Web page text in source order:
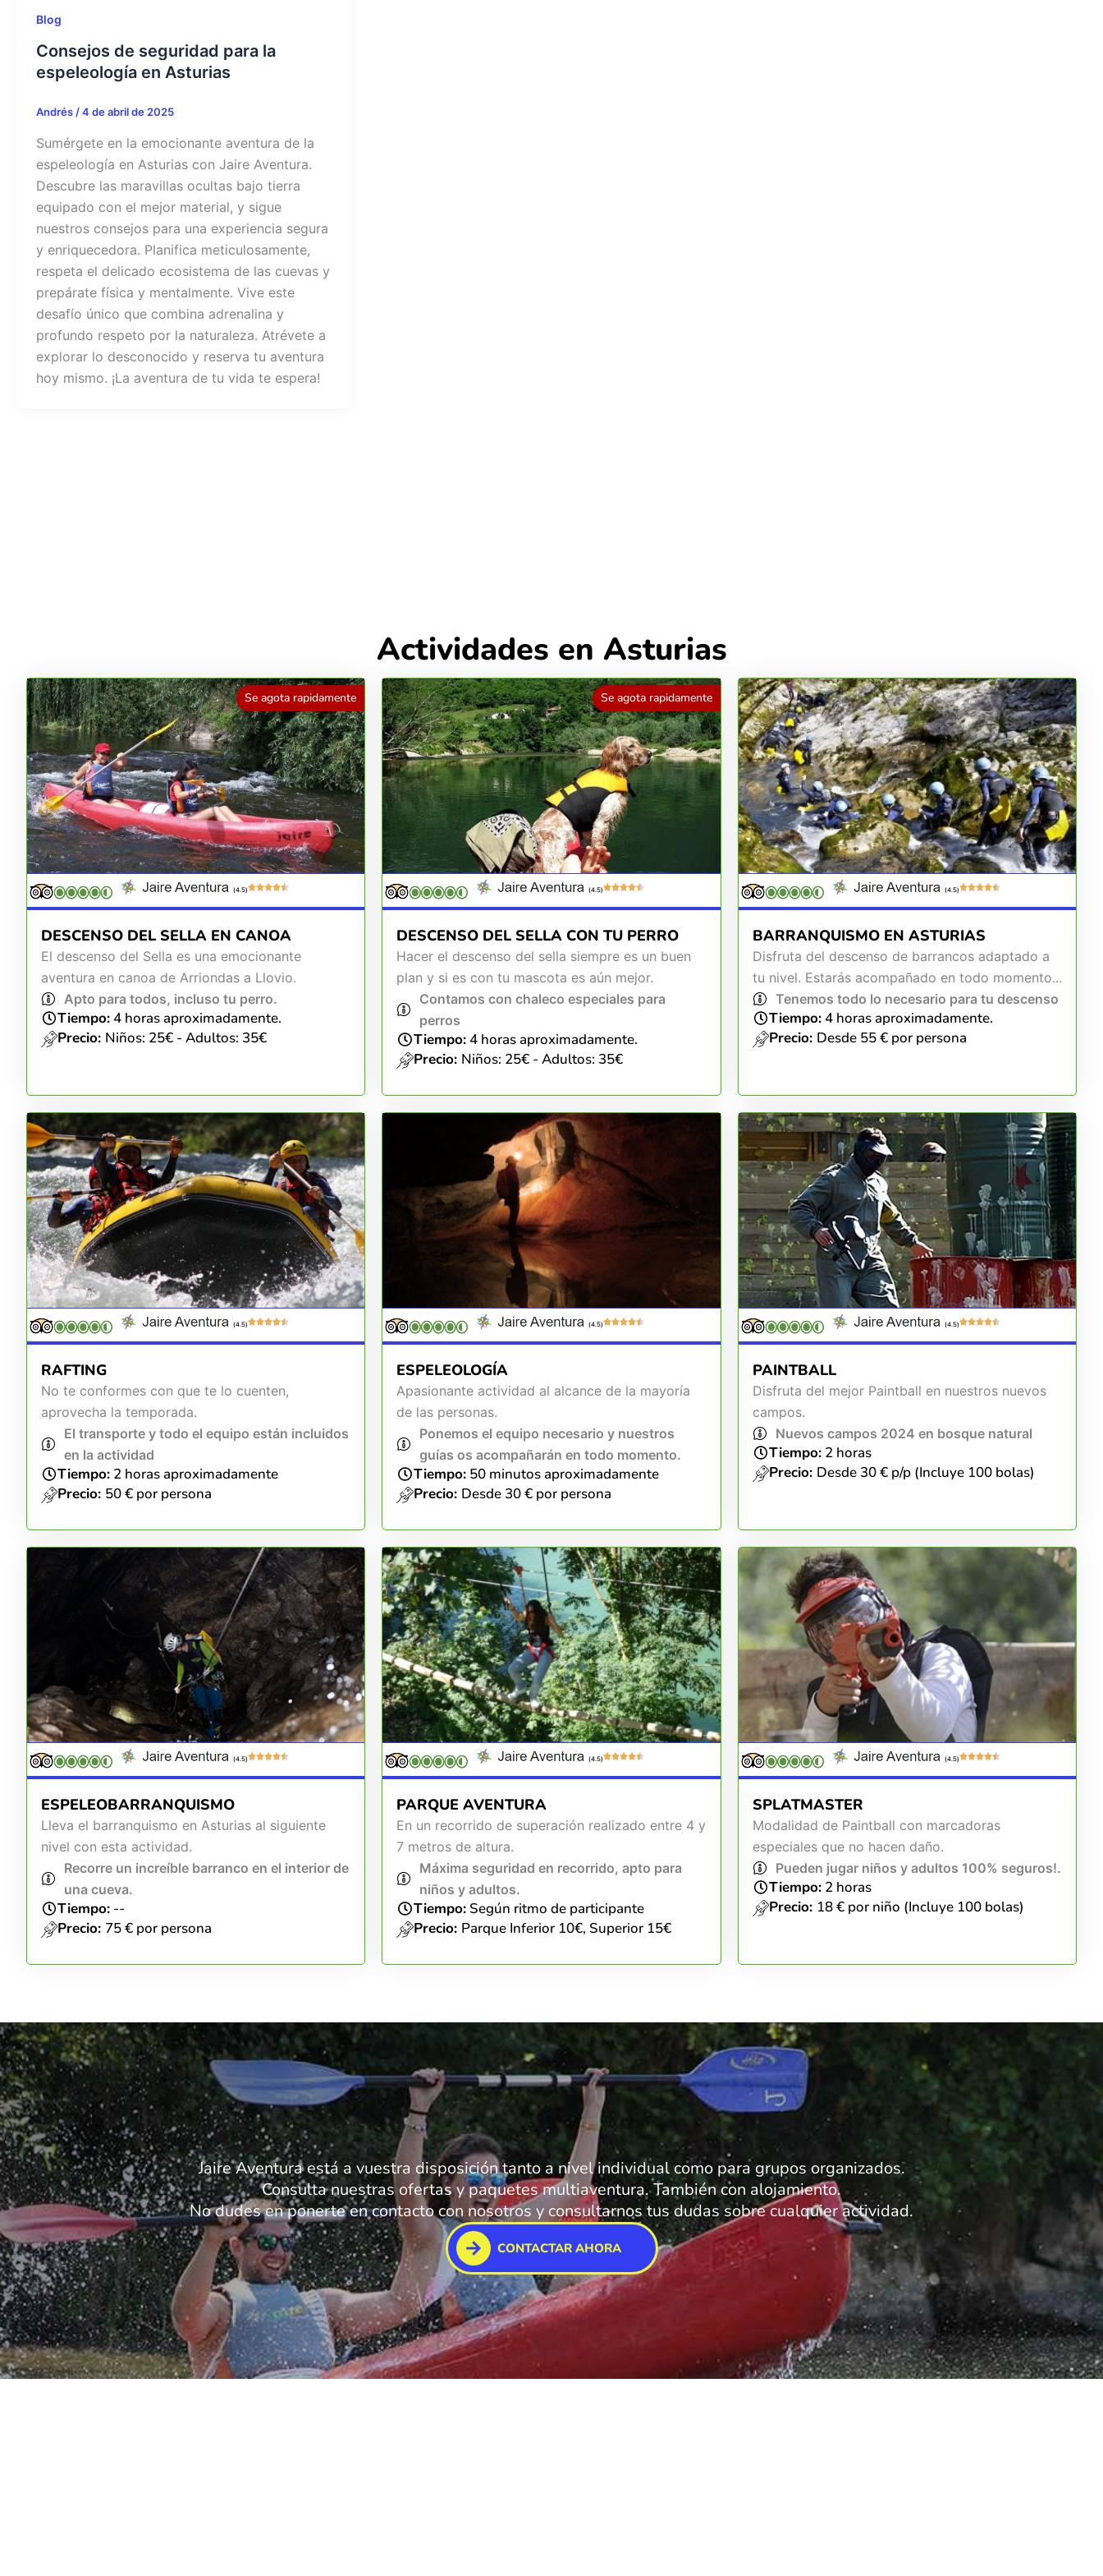
Blog
Consejos de seguridad para la
espeleología en Asturias
Andrés/4 de abril de 2025
Sumérgete en la emocionante aventura de la
espeleología en Asturias con Jaire Aventura.
Descubre las maravillas ocultas bajo tierra
equipado con el mejor material, y sigue
nuestros consejos para una experiencia segura
y enriquecedora. Planifica meticulosamente,
respeta el delicado ecosistema de las cuevas y
prepárate física y mentalmente. Vive este
desafío único que combina adrenalina y
profundo respeto por la naturaleza. Atrévete a
explorar lo desconocido y reserva tu aventura
hoy mismo. ¡La aventura de tu vida te espera!
Actividades en Asturias
Se agota rapidamente
(4.5)
DESCENSO DEL SELLA EN CANOA
El descenso del Sella es una emocionante
aventura en canoa de Arriondas a Llovio.
Apto para todos, incluso tu perro.
Tiempo:4 horas aproximadamente.
Precio: Niños: 25€ - Adultos: 35€
Se agota rapidamente
(4.5)
DESCENSO DEL SELLA CON TU PERRO
Hacer el descenso del sella siempre es un buen
plan y si es con tu mascota es aún mejor.
Contamos con chaleco especiales para
perros
Tiempo:4 horas aproximadamente.
Precio: Niños: 25€ - Adultos: 35€
(4.5)
BARRANQUISMO EN ASTURIAS
Disfruta del descenso de barrancos adaptado a
tu nivel. Estarás acompañado en todo momento...
Tenemos todo lo necesario para tu descenso
Tiempo:4 horas aproximadamente.
Precio: Desde 55 € por persona
(4.5)
RAFTING
No te conformes con que te lo cuenten,
aprovecha la temporada.
El transporte y todo el equipo están incluidos
en la actividad
Tiempo: 2 horas aproximadamente
Precio: 50 € por persona
(4.5)
ESPELEOLOGÍA
Apasionante actividad al alcance de la mayoría
de las personas.
Ponemos el equipo necesario y nuestros
guías os acompañarán en todo momento.
Tiempo:50 minutos aproximadamente
Precio: Desde 30 € por persona
(4.5)
PAINTBALL
Disfruta del mejor Paintball en nuestros nuevos
campos.
Nuevos campos 2024 en bosque natural
Tiempo: 2 horas
Precio: Desde 30 € p/p (Incluye 100 bolas)
(4.5)
ESPELEOBARRANQUISMO
Lleva el barranquismo en Asturias al siguiente
nivel con esta actividad.
Recorre un increíble barranco en el interior de
una cueva.
Tiempo: --
Precio: 75 € por persona
(4.5)
PARQUE AVENTURA
En un recorrido de superación realizado entre 4 y
7 metros de altura.
Máxima seguridad en recorrido, apto para
niños y adultos.
Tiempo:Según ritmo de participante
Precio: Parque Inferior 10€, Superior 15€
(4.5)
SPLATMASTER
Modalidad de Paintball con marcadoras
especiales que no hacen daño.
Pueden jugar niños y adultos 100% seguros!.
Tiempo: 2 horas
Precio: 18 € por niño (Incluye 100 bolas)
Jaire Aventura está a vuestra disposición tanto a nivel individual como para grupos organizados.
Consulta nuestras ofertas y paquetes multiaventura. También con alojamiento.
No dudes en ponerte en contacto con nosotros y consultarnos tus dudas sobre cualquier actividad.
CONTACTAR AHORA